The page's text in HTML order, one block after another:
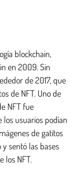
blockchain,
en 2009. Sin
de 2017, que
de NFT. Uno de
NFT fue
los usuarios podían
de gatitos
sentó las bases
los NFT.